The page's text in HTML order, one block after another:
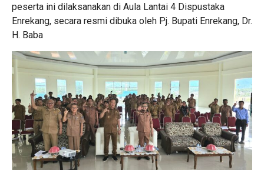
peserta ini dilaksanakan di Aula Lantai 4 Dispustaka
Enrekang, secara resmi dibuka oleh Pj. Bupati Enrekang, Dr.
H. Baba